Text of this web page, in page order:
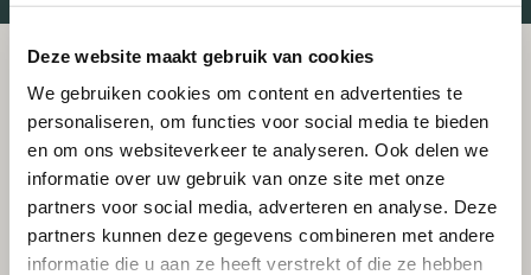
Deze website maakt gebruik van cookies
We gebruiken cookies om content en advertenties te
personaliseren, om functies voor social media te bieden
en om ons websiteverkeer te analyseren. Ook delen we
informatie over uw gebruik van onze site met onze
partners voor social media, adverteren en analyse. Deze
partners kunnen deze gegevens combineren met andere
informatie die u aan ze heeft verstrekt of die ze hebben